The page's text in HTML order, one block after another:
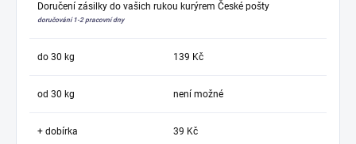
Doručení zásilky do vašich rukou kurýrem České pošty
doručování 1-2 pracovní dny
do 30 kg 139 Kč
od 30 kg není možné
+ dobírka 39 Kč